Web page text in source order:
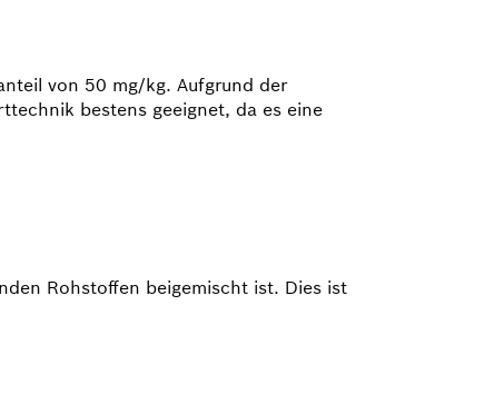
von 50 mg/kg. Aufgrund der
bestens geeignet, da es eine
Rohstoffen beigemischt ist. Dies ist